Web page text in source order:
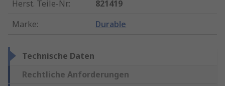
Herst. Teile-Nr.:
821419
Marke: Durable
Technische Daten
Rechtliche Anforderungen